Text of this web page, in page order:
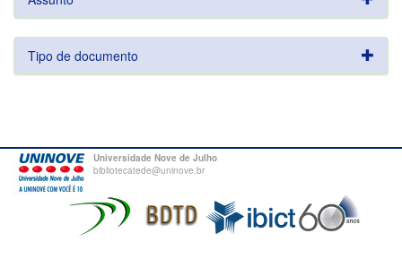
Tipo de documento
Universidade Nove de Julho
bibliotecatede@uninove.br